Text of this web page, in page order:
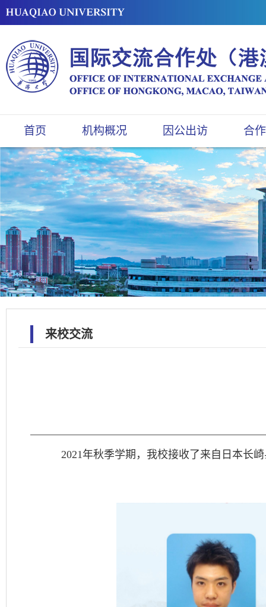
首页 机构概况 因公出访 合
来校交流
2021年秋季学期，我校接收了来自日本长